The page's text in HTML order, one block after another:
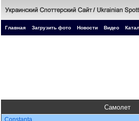
Главная Загрузить фото Новости Видео
Самолет
Constanta